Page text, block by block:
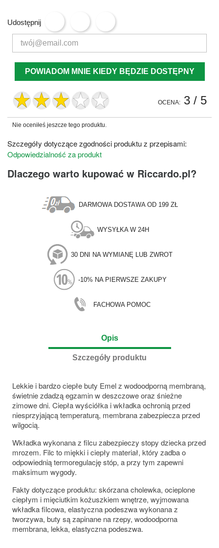
Udostępnij
POWIADOM MNIE KIEDY BĘDZIE DOSTĘPNY
OCENA: 3 / 5
Nie oceniłeś jeszcze tego produktu.
Szczegóły dotyczące zgodności produktu z przepisami:
Odpowiedzialność za produkt
Dlaczego warto kupować w Riccardo.pl?
DARMOWA DOSTAWA OD 199 ZŁ
WYSYŁKA W 24H
30 DNI NA WYMIANĘ LUB ZWROT
-10% NA PIERWSZE ZAKUPY
FACHOWA POMOC
Opis
Szczegóły produktu
Lekkie i bardzo ciepłe buty Emel z wodoodporną membraną,
świetnie zdadzą egzamin w deszczowe oraz śnieżne
zimowe dni. Ciepła wyściółka i wkładka ochronią przed
niesprzyjającą temperaturą, membrana zabezpiecza przed
wilgocią.
Wkładka wykonana z filcu zabezpieczy stopy dziecka przed
mrozem. Filc to miękki i ciepły materiał, który zadba o
odpowiednią termoregulację stóp, a przy tym zapewni
maksimum wygody.
Fakty dotyczące produktu: skórzana cholewka, ocieplone
ciepłym i mięciutkim kożuszkiem wnętrze, wyjmowana
wkładka filcowa, elastyczna podeszwa wykonana z
tworzywa, buty są zapinane na rzepy, wodoodporna
membrana, lekka, elastyczna podeszwa.